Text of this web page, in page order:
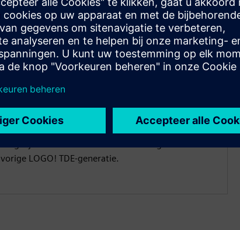
Twee Ethernet-poorten voor
flexibele installatie
LOGO! TDE beschikt over twee Ethernet-poorten,
wat een flexibele installatie in netwerkomgevingen
vorige LOGO! TDE-generatie.